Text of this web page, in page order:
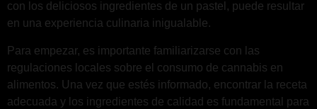
con los deliciosos ingredientes de un pastel, puede resultar
en una experiencia culinaria inigualable.
Para empezar, es importante familiarizarse con las
regulaciones locales sobre el consumo de cannabis en
alimentos. Una vez que estés informado, encontrar la receta
adecuada y los ingredientes de calidad es fundamental para